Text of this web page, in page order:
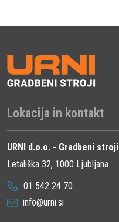
Lokacija in kontakt
URNI d.o.o. - Gradbeni stroji
Letališka 32, 1000 Ljubljana
01 542 24 70
info@urni.si